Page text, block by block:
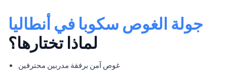
جولة الغوص سكوبا في أنطاليا
لماذا تختارها؟
غوص آمن برفقة مدربين محترفين